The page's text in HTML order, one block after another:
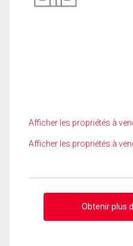
Afficher les propriétés à
Afficher les propriétés à
Obtenir plus